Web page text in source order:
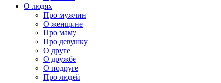
О людях
Про мужчин
О женщине
Про маму
Про девушку
О друге
О дружбе
О подруге
Про людей